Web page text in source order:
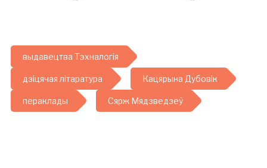
выдавецтва Тэхналогія
дзіцячая літаратура Кацярына Дубовік
пераклады Сярж Мядзведзеў